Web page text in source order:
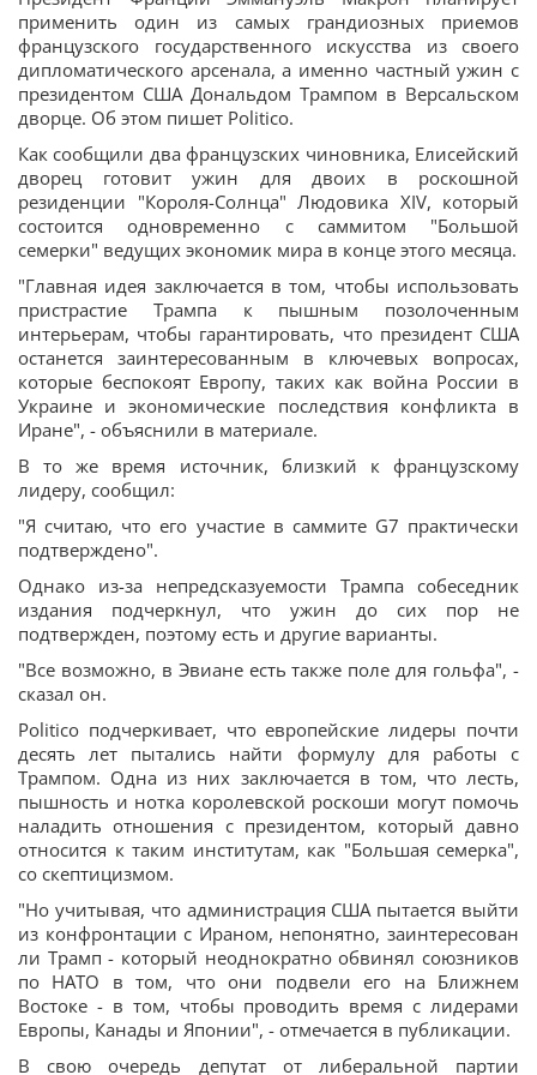
применить один из самых грандиозных приемов
французского государственного искусства из своего
дипломатического арсенала, а именно частный ужин с
президентом США Дональдом Трампом в Версальском
дворце. Об этом пишет Politico.
Как сообщили два французских чиновника, Елисейский
дворец готовит ужин для двоих в роскошной
резиденции "Короля-Солнца" Людовика XIV, который
состоится одновременно с саммитом "Большой
семерки" ведущих экономик мира в конце этого месяца.
"Главная идея заключается в том, чтобы использовать
пристрастие Трампа к пышным позолоченным
интерьерам, чтобы гарантировать, что президент США
останется заинтересованным в ключевых вопросах,
которые беспокоят Европу, таких как война России в
Украине и экономические последствия конфликта в
Иране", - объяснили в материале.
В то же время источник, близкий к французскому
лидеру, сообщил:
"Я считаю, что его участие в саммите G7 практически
подтверждено".
Однако из-за непредсказуемости Трампа собеседник
издания подчеркнул, что ужин до сих пор не
подтвержден, поэтому есть и другие варианты.
"Все возможно, в Эвиане есть также поле для гольфа", -
сказал он.
Politico подчеркивает, что европейские лидеры почти
десять лет пытались найти формулу для работы с
Трампом. Одна из них заключается в том, что лесть,
пышность и нотка королевской роскоши могут помочь
наладить отношения с президентом, который давно
относится к таким институтам, как "Большая семерка",
со скептицизмом.
"Но учитывая, что администрация США пытается выйти
из конфронтации с Ираном, непонятно, заинтересован
ли Трамп - который неоднократно обвинял союзников
по НАТО в том, что они подвели его на Ближнем
Востоке - в том, чтобы проводить время с лидерами
Европы, Канады и Японии", - отмечается в публикации.
В свою очередь депутат от либеральной партии